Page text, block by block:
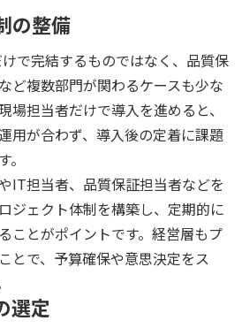
の整備
で完結するものではなく、品質保
ど複数部門が関わるケースも少な
場担当者だけで導入を進めると、
用が合わず、導入後の定着に課題
IT担当者、品質保証担当者などを
ジェクト体制を構築し、定期的に
ことがポイントです。経営層もプ
とで、予算確保や意思決定をス
選定